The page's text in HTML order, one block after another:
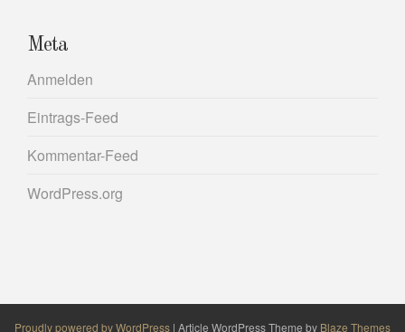
Meta
Anmelden
Eintrags-Feed
Kommentar-Feed
WordPress.org
Proudly powered by WordPress | Article WordPress Theme by Blaze Themes